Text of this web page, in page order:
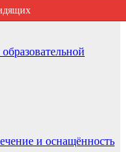
и оснащённость